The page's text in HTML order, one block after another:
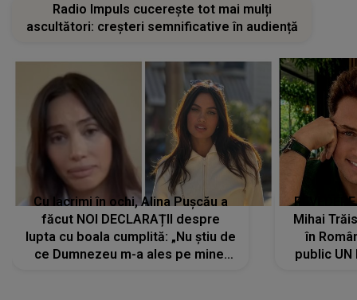
Radio Impuls cucerește tot mai mulți
ascultători: creșteri semnificative în audiență
Cu lacrimi în ochi, Alina Pușcău a
făcut NOI DECLARAȚII despre
lupta cu boala cumplită: „Nu știu de
ce Dumnezeu m-a ales pe mine.
Mihai
în
public UN